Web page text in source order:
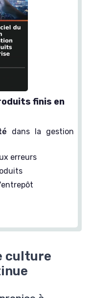
finis en
dans la gestion
erreurs
culture